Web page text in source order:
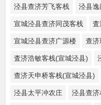
泾县查济芳飞客栈 泾县
宣城泾县查济同茂客栈 査
宣城泾县查济广源楼 查济
査济浩敏客栈(宣城泾县)
查济天申桥客栈(宣城泾县)
泾县太平冲农庄 泾县查